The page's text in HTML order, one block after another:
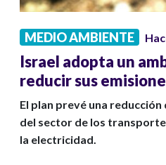
MEDIO AMBIENTE
Israel adopta un
reducir sus
El plan prevé una reducción
del sector de los
la electricidad.